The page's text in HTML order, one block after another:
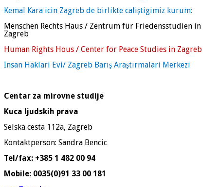
Kemal Kara icin Zagreb de birlikte caliştigimiz kurum:
Menschen Rechts Haus / Zentrum für Friedensstudien in
Zagreb
Human Rights Hous / Center for Peace Studies in Zagreb
Insan Haklari Evi/ Zagreb Barış Araştırmalari Merkezi
Centar za mirovne studije
Kuca ljudskih prava
Selska cesta 112a, Zagreb
Kontaktperson: Sandra Bencic
Tel/fax: +385 1 482 00 94
Mobile: 0035(0)91 33 00 181